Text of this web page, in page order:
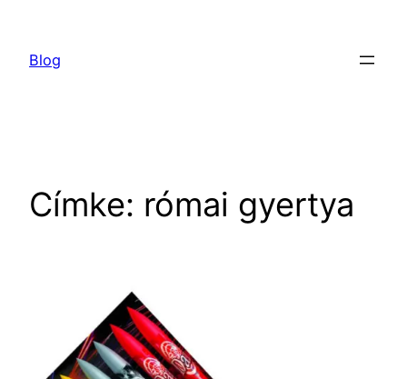
tartalomhoz
Blog
Címke: római gyertya